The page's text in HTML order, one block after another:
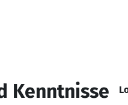
Kenntnisse